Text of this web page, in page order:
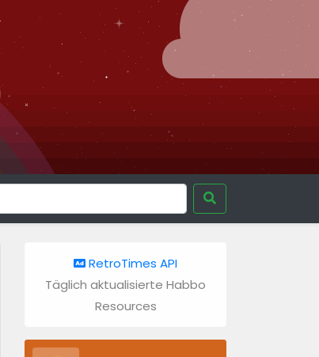
RetroTimes API
Täglich aktualisierte Habbo
Resources